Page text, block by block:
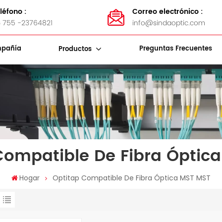
:
755 -23764821
Correo electrónico :
info@sindaoptic.com
Productos Preguntas Frecuentes
De Fibra Óptica
Hogar Optitap Compatible De Fibra Óptica MST MST